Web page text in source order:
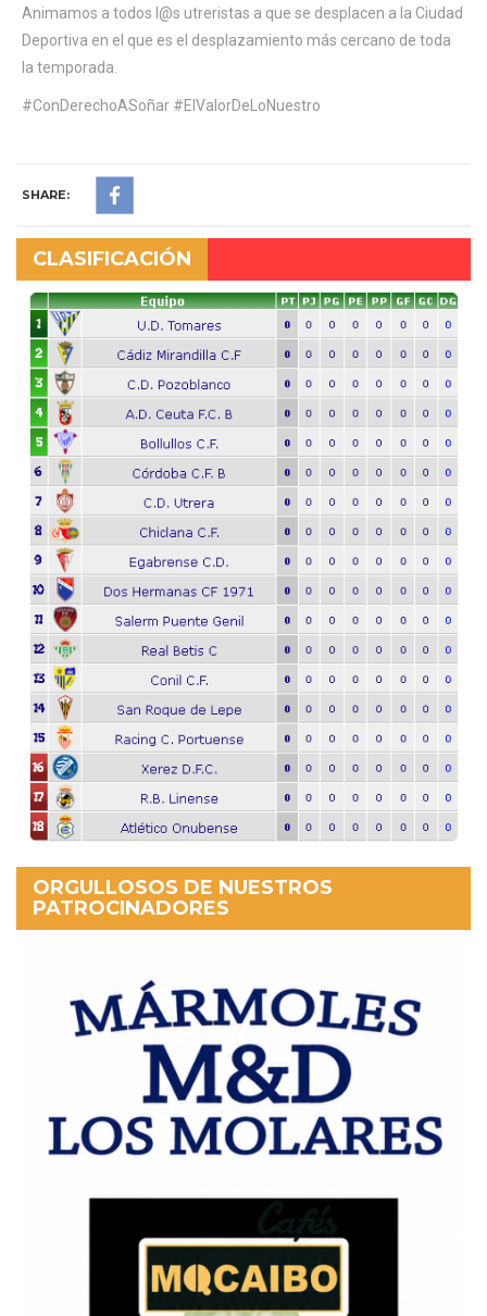
Animamos a todos l@s utreristas a que se desplacen a la Ciudad
Deportiva en el que es el desplazamiento más cercano de toda
la temporada.
#ConDerechoASoñar #ElValorDeLoNuestro
SHARE:
CLASIFICACIÓN
ORGULLOSOS DE NUESTROS
PATROCINADORES